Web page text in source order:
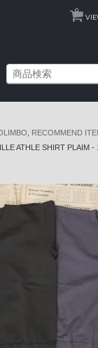
0
RECOMMEND
ATHLE SHIRT PLAIM -